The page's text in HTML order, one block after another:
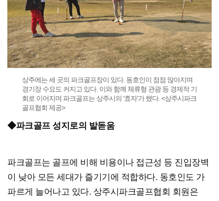
상주에는 세 곳의 파크골프장이 있다. 동호인이 점점 많아지며
경기장 수요도 커지고 있다. 이와 함께 체류형 관광 등 경제적 기
회로 이어지며 파크골프는 상주시의 '효자'가 됐다. <상주시파크
골프협회 제공>
◆파크골프 성지로의 발돋움
파크골프는 골프에 비해 비용이나 접근성 등 진입장벽
이 낮아 모든 세대가 즐기기에 적합하다. 동호인도 가
파르게 늘어나고 있다. 상주시파크골프협회 회원은